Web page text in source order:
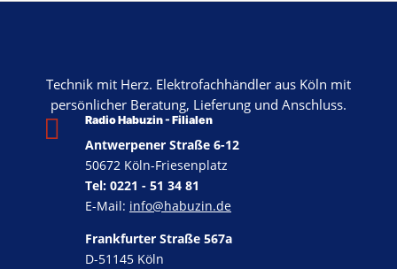
Technik mit Herz. Elektrofachhändler aus Köln mit
persönlicher Beratung, Lieferung und Anschluss.
 Radio Habuzin - Filialen
Antwerpener Straße 6-12
50672 Köln-Friesenplatz
Tel: 0221 - 51 34 81
E-Mail: info@habuzin.de
Frankfurter Straße 567a
D-51145 Köln